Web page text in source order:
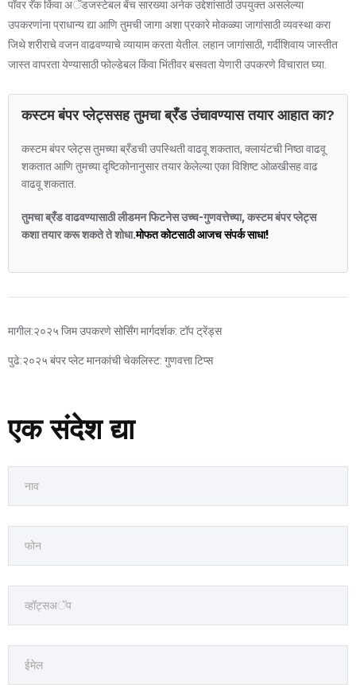
पॉवर रॅक किंवा अॅडजस्टेबल बेंच सारख्या अनेक उद्देशांसाठी उपयुक्त असलेल्या
उपकरणांना प्राधान्य द्या आणि तुमची जागा अशा प्रकारे मोकळ्या जागांसाठी व्यवस्था करा
जिथे शरीराचे वजन वाढवण्याचे व्यायाम करता येतील. लहान जागांसाठी, गर्दीशिवाय जास्तीत
जास्त वापरता येण्यासाठी फोल्डेबल किंवा भिंतीवर बसवता येणारी उपकरणे विचारात घ्या.
कस्टम बंपर प्लेट्ससह तुमचा ब्रँड उंचावण्यास तयार आहात का?
कस्टम बंपर प्लेट्स तुमच्या ब्रँडची उपस्थिती वाढवू शकतात, क्लायंटची निष्ठा वाढवू
शकतात आणि तुमच्या दृष्टिकोनानुसार तयार केलेल्या एका विशिष्ट ओळखीसह वाढ
वाढवू शकतात.
तुमचा ब्रँड वाढवण्यासाठी लीडमन फिटनेस उच्च-गुणवत्तेच्या, कस्टम बंपर प्लेट्स
कशा तयार करू शकते ते शोधा.मोफत कोटसाठी आजच संपर्क साधा!
मागील:२०२५ जिम उपकरणे सोर्सिंग मार्गदर्शक: टॉप ट्रेंड्स
पुढे:२०२५ बंपर प्लेट मानकांची चेकलिस्ट: गुणवत्ता टिप्स
एक संदेश द्या